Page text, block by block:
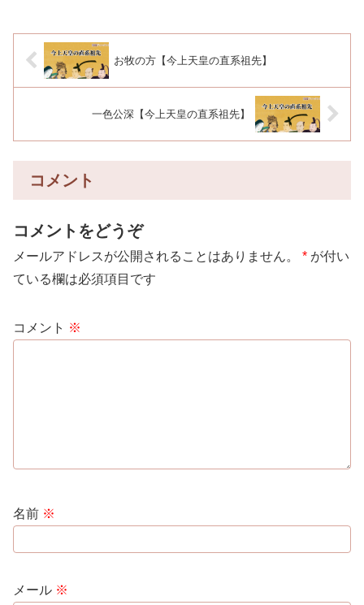
お牧の方【今上天皇の直系祖先】
一色公深【今上天皇の直系祖先】
コメント
コメントをどうぞ
メールアドレスが公開されることはありません。 * が付い
ている欄は必須項目です
コメント ※
名前 ※
メール ※